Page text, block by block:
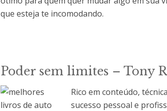
que esteja te incomodando.
Poder sem limites – Tony
Rico em conteúdo,
sucesso pessoal e